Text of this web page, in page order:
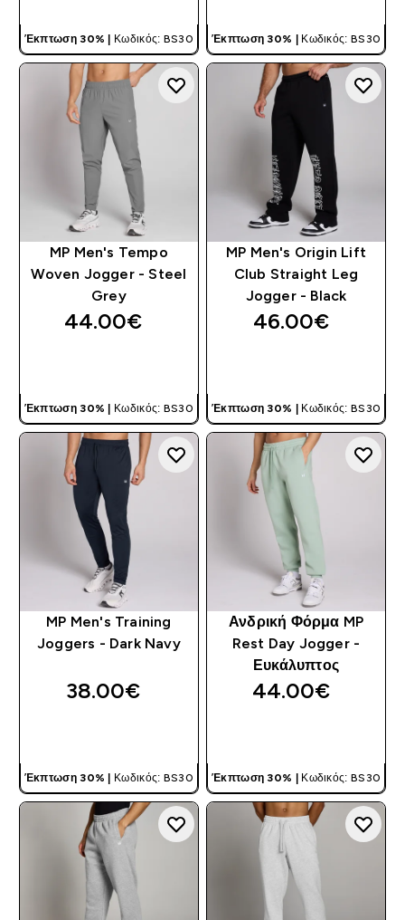
Έκπτωση 30% | Κωδικός: BS30 Έκπτωση 30% | Κωδικός: BS30
MP Men's Tempo
Woven Jogger - Steel
Grey
44.00€‎
Έκπτωση 30% | Κωδικός: BS30
MP Men's Origin Lift
Club Straight Leg
Jogger - Black
46.00€‎
Έκπτωση 30% | Κωδικός: BS30
MP Men's Training
Joggers - Dark Navy
38.00€‎
Έκπτωση 30% | Κωδικός: BS30
Ανδρική Φόρμα MP
Rest Day Jogger -
Ευκάλυπτος
44.00€‎
Έκπτωση 30% | Κωδικός: BS30